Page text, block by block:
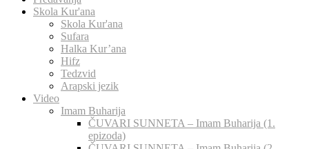
Skola Kur'ana
Skola Kur'ana
Sufara
Halka Kur’ana
Hifz
Tedzvid
Arapski jezik
Video
Imam Buharija
ČUVARI SUNNETA – Imam Buharija (1.
epizoda)